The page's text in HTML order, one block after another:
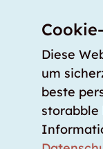
Mehr über
Medienbeiträge
Wie gross muss
Was kostet ein
Für
Diese
um
beste
storabble